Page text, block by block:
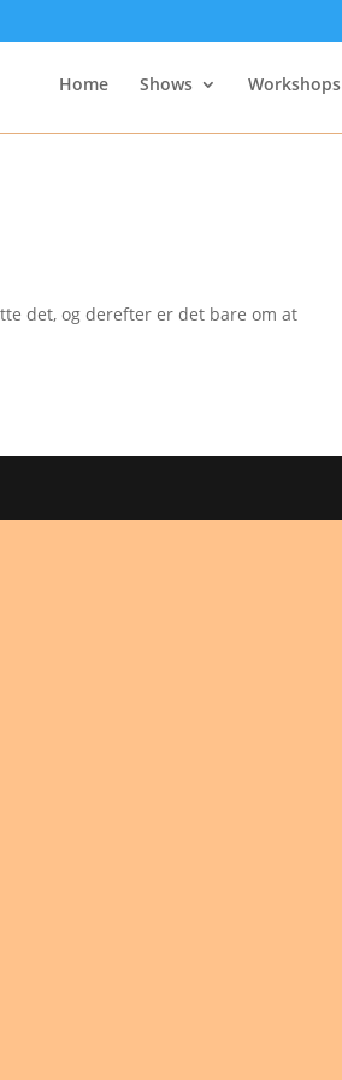
Home Shows Workshops
det, og derefter er det bare om at